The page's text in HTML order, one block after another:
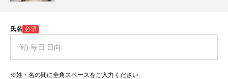
氏名 必須
※姓・名の間に全角スペースをご入力ください